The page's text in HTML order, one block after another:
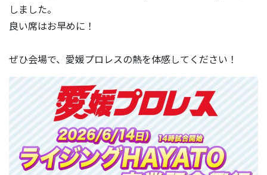
しました。
良い席はお早めに！
ぜひ会場で、愛媛プロレスの熱を体感してください！